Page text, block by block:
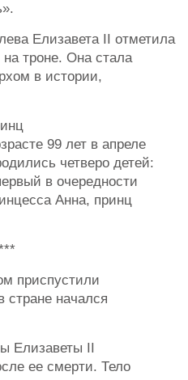
Елизавета II отметила
троне. Она стала
в истории,
99 лет в апреле
четверо детей:
в очередности
Анна, принц
приспустили
стране начался
Елизаветы II
ее смерти. Тело